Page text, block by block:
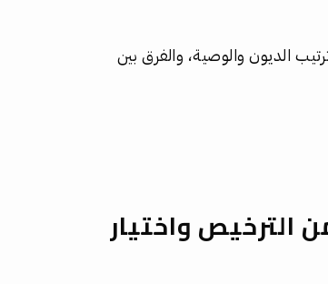
الديون والوصية، والفرق بين
واختيار